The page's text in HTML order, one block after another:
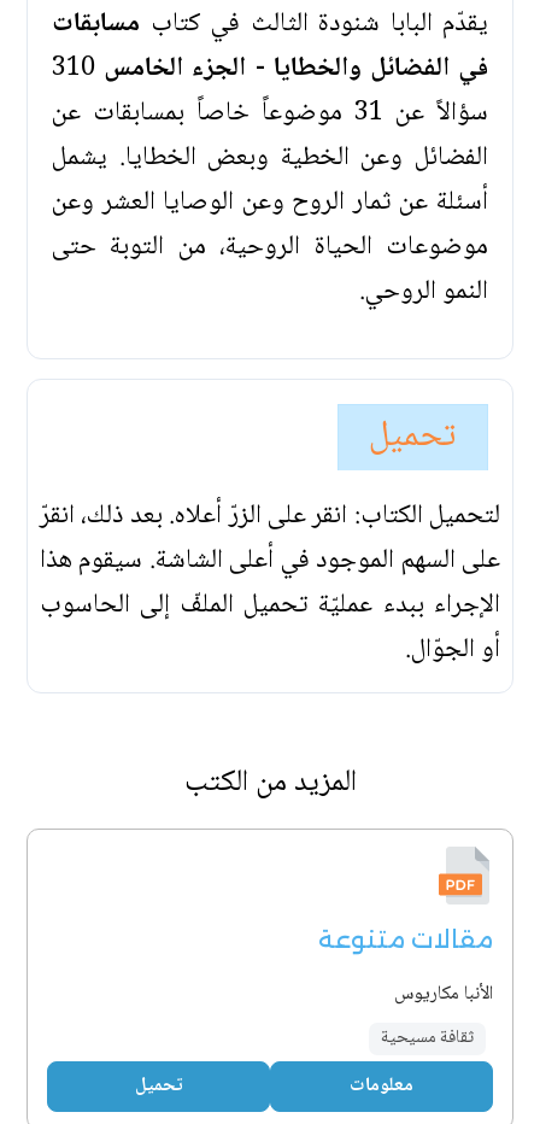
يقدّم البابا شنودة الثالث في كتاب مسابقات
في الفضائل والخطايا - الجزء الخامس 310
سؤالاً عن 31 موضوعاً خاصاً بمسابقات عن
الفضائل وعن الخطية وبعض الخطايا. يشمل
أسئلة عن ثمار الروح وعن الوصايا العشر وعن
موضوعات الحياة الروحية، من التوبة حتى
النمو الروحي.
تحميل
لتحميل الكتاب: انقر على الزرّ أعلاه. بعد ذلك، انقرّ
على السهم الموجود في أعلى الشاشة. سيقوم هذا
الإجراء ببدء عمليّة تحميل الملفّ إلى الحاسوب
أو الجوّال.
المزيد من الكتب
مقالات متنوعة
الأنبا مكاريوس
ثقافة مسيحية
معلومات تحميل